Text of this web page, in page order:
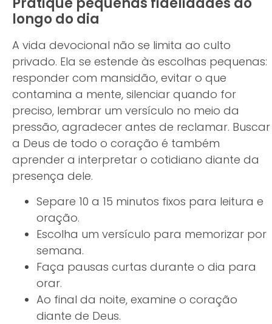
longo do dia
A vida devocional não se limita ao culto
privado. Ela se estende às escolhas pequenas:
responder com mansidão, evitar o que
contamina a mente, silenciar quando for
preciso, lembrar um versículo no meio da
pressão, agradecer antes de reclamar. Buscar
a Deus de todo o coração é também
aprender a interpretar o cotidiano diante da
presença dele.
Separe 10 a 15 minutos fixos para leitura e
oração.
Escolha um versículo para memorizar por
semana.
Faça pausas curtas durante o dia para
orar.
Ao final da noite, examine o coração
diante de Deus.